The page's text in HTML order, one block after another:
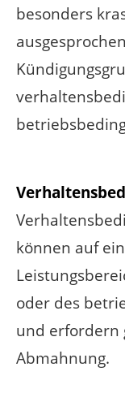
besonders
können auf
oder des
und erfordern
Abmahnung.